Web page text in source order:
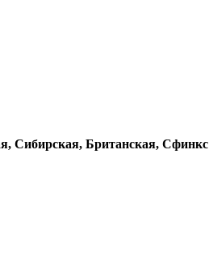
Сибирская, Британская, Сфинкс